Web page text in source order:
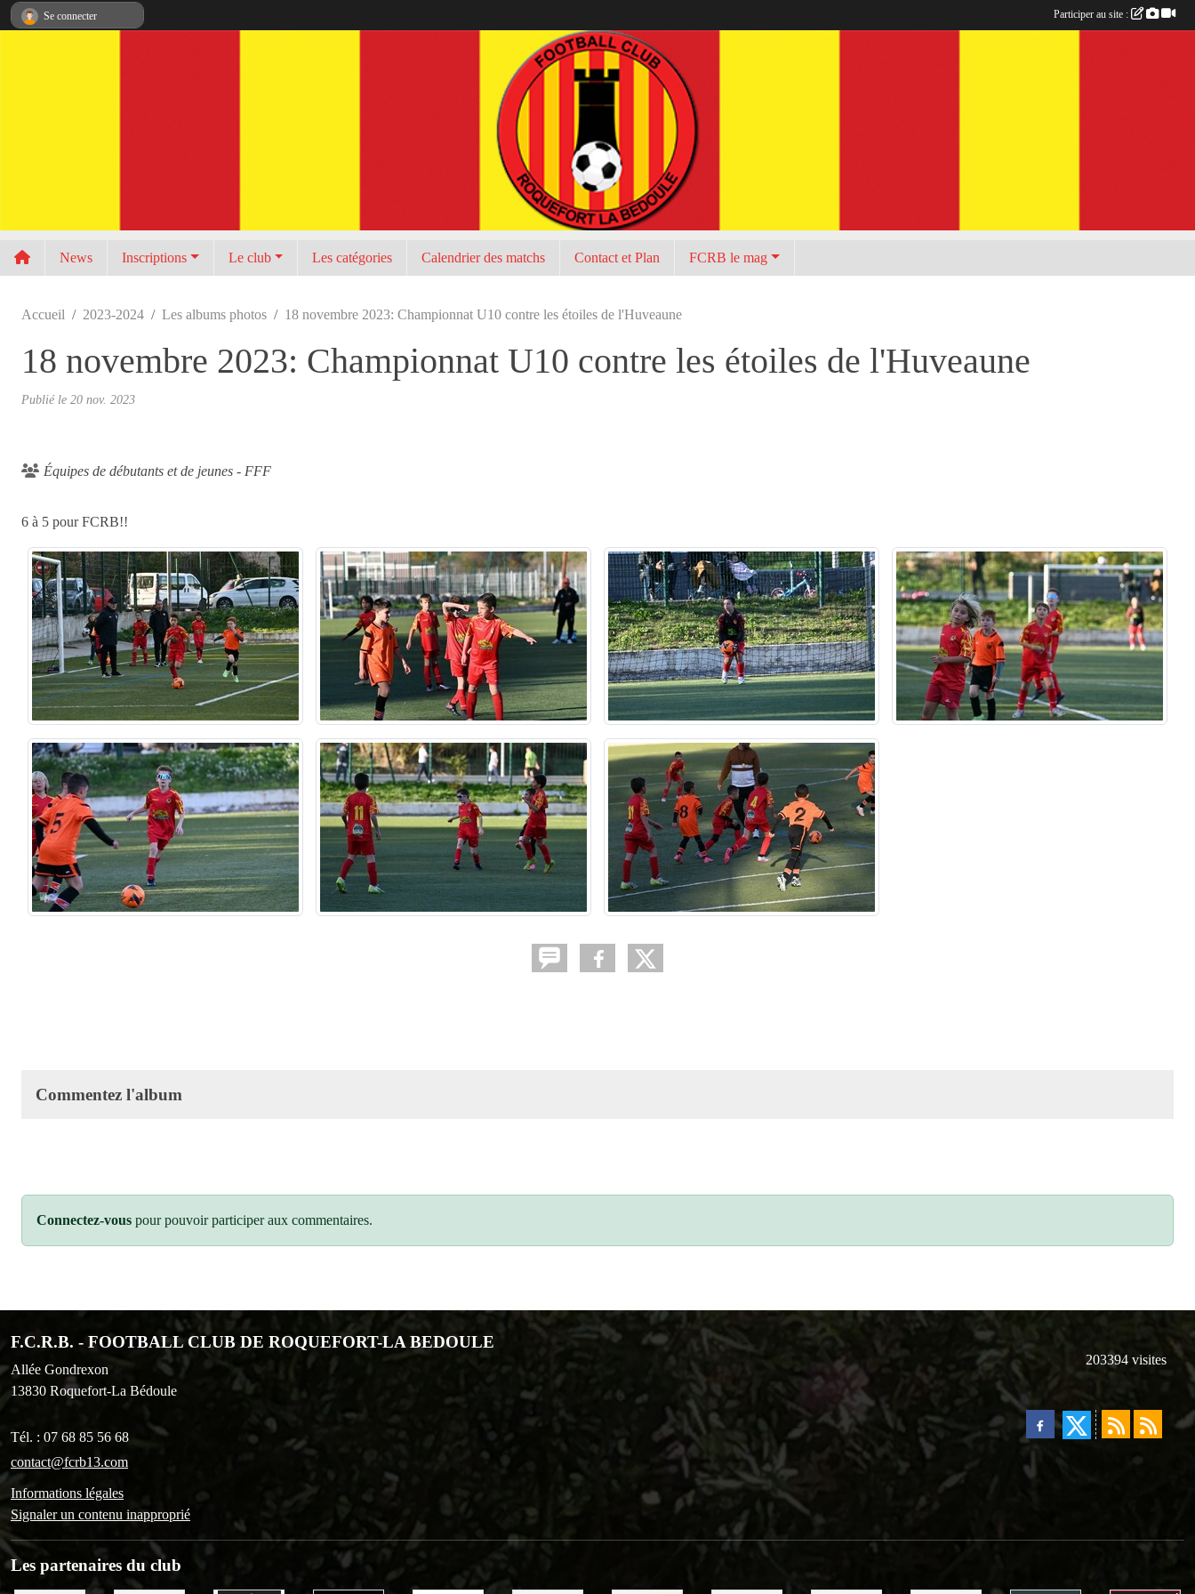
News Inscriptions Le club Les catégories Calendrier des matchs Contact et Plan FCRB le mag
Accueil 2023-2024 Les albums photos 18 novembre 2023: Championnat U10 contre les étoiles de l'Huveaune
18 novembre 2023: Championnat U10 contre les étoiles de l'Huveaune
Publié le 20 nov. 2023
Équipes de débutants et de jeunes - FFF
6 à 5 pour FCRB!!
Commentez l'album
Connectez-vous pour pouvoir participer aux commentaires.
F.C.R.B. - FOOTBALL CLUB DE ROQUEFORT-LA BEDOULE
Allée Gondrexon
13830 Roquefort-La Bédoule
Tél. : 07 68 85 56 68
contact@fcrb13.com
Informations légales
Signaler un contenu inapproprié
203394 visites
Les partenaires du club
Se connecter Participer au site :
Panneau de gestion des cookies